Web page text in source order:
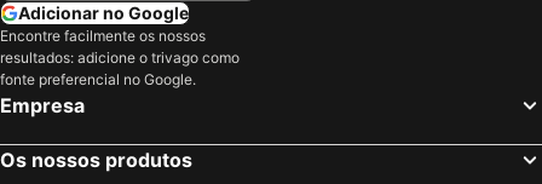
Adicionar no Google
Encontre facilmente os nossos
resultados: adicione o trivago como
fonte preferencial no Google.
Empresa
Os nossos produtos